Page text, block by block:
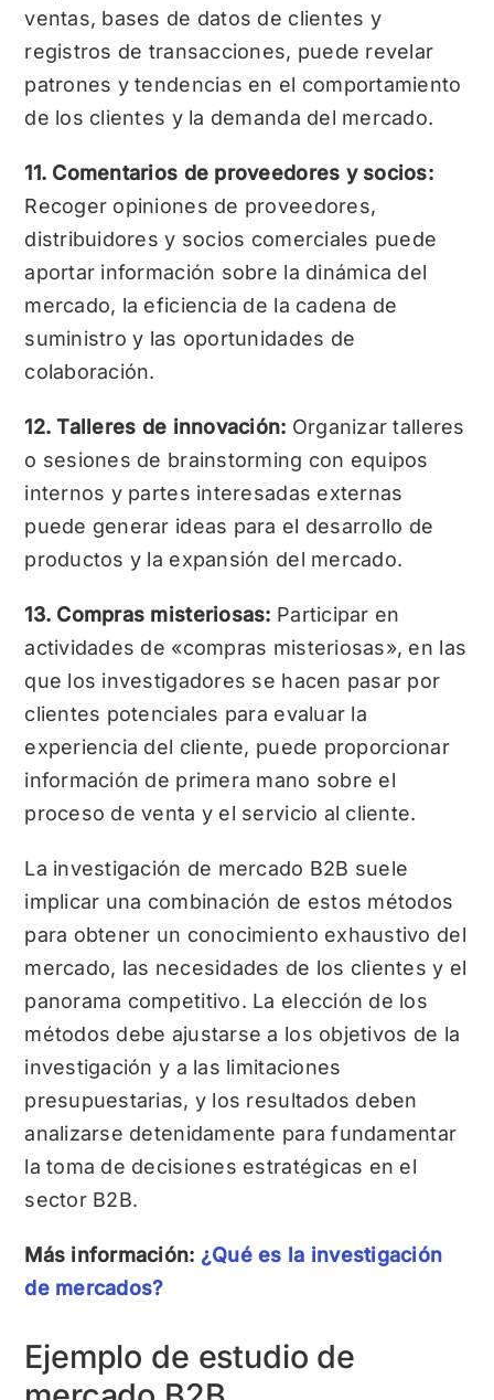
ventas, bases de datos de clientes y
registros de transacciones, puede revelar
patrones y tendencias en el comportamiento
de los clientes y la demanda del mercado.
11. Comentarios de proveedores y socios:
Recoger opiniones de proveedores,
distribuidores y socios comerciales puede
aportar información sobre la dinámica del
mercado, la eficiencia de la cadena de
suministro y las oportunidades de
colaboración.
12. Talleres de innovación: Organizar talleres
o sesiones de brainstorming con equipos
internos y partes interesadas externas
puede generar ideas para el desarrollo de
productos y la expansión del mercado.
13. Compras misteriosas: Participar en
actividades de «compras misteriosas», en las
que los investigadores se hacen pasar por
clientes potenciales para evaluar la
experiencia del cliente, puede proporcionar
información de primera mano sobre el
proceso de venta y el servicio al cliente.
La investigación de mercado B2B suele
implicar una combinación de estos métodos
para obtener un conocimiento exhaustivo del
mercado, las necesidades de los clientes y el
panorama competitivo. La elección de los
métodos debe ajustarse a los objetivos de la
investigación y a las limitaciones
presupuestarias, y los resultados deben
analizarse detenidamente para fundamentar
la toma de decisiones estratégicas en el
sector B2B.
Más información: ¿Qué es la investigación
de mercados?
Ejemplo de estudio de